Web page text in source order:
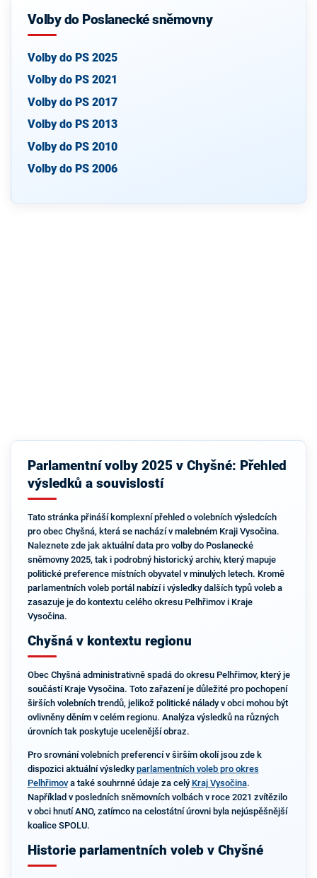
Volby do Poslanecké sněmovny
Volby do PS 2025
Volby do PS 2021
Volby do PS 2017
Volby do PS 2013
Volby do PS 2010
Volby do PS 2006
Parlamentní volby 2025 v Chyšné: Přehled
výsledků a souvislostí
Tato stránka přináší komplexní přehled o volebních výsledcích
pro obec Chyšná, která se nachází v malebném Kraji Vysočina.
Naleznete zde jak aktuální data pro volby do Poslanecké
sněmovny 2025, tak i podrobný historický archiv, který mapuje
politické preference místních obyvatel v minulých letech. Kromě
parlamentních voleb portál nabízí i výsledky dalších typů voleb a
zasazuje je do kontextu celého okresu Pelhřimov i Kraje
Vysočina.
Chyšná v kontextu regionu
Obec Chyšná administrativně spadá do okresu Pelhřimov, který je
součástí Kraje Vysočina. Toto zařazení je důležité pro pochopení
širších volebních trendů, jelikož politické nálady v obci mohou být
ovlivněny děním v celém regionu. Analýza výsledků na různých
úrovních tak poskytuje ucelenější obraz.
Pro srovnání volebních preferencí v širším okolí jsou zde k
dispozici aktuální výsledky parlamentních voleb pro okres
Pelhřimova také souhrnné údaje za celý Kraj Vysočina.
Například v posledních sněmovních volbách v roce 2021 zvítězilo
v obci hnutí ANO, zatímco na celostátní úrovni byla nejúspěšnější
koalice SPOLU.
Historie parlamentních voleb v Chyšné